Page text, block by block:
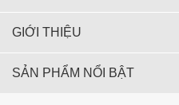
GIỚI THIỆU
SẢN PHẨM NỔI BẬT